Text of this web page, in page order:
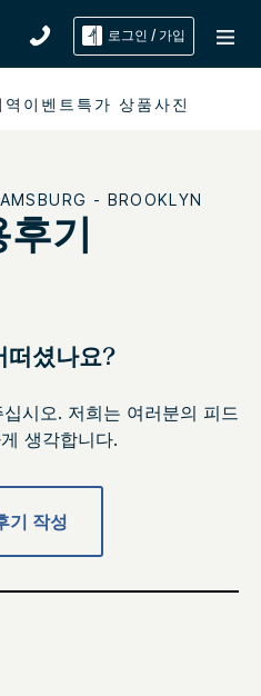
로그인 / 가입
이벤트 특가 상품사진
- BROOKLYN
기
떠셨나요?
시오. 저희는 여러분의 피드
생각합니다.
기 작성